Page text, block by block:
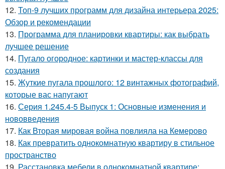
12. Топ-9 лучших программ для дизайна интерьера 2025:
Обзор и рекомендации
13. Программа для планировки квартиры: как выбрать
лучшее решение
14. Пугало огородное: картинки и мастер-классы для
создания
15. Жуткие пугала прошлого: 12 винтажных фотографий,
которые вас напугают
16. Серия 1.245.4-5 Выпуск 1: Основные изменения и
нововведения
17. Как Вторая мировая война повлияла на Кемерово
18. Как превратить однокомнатную квартиру в стильное
пространство
19. Расстановка мебели в однокомнатной квартире: